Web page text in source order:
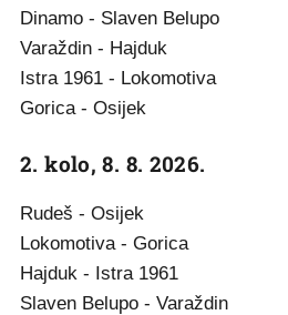
Dinamo - Slaven Belupo
Varaždin - Hajduk
Istra 1961 - Lokomotiva
Gorica - Osijek
2. kolo, 8. 8. 2026.
Rudeš - Osijek
Lokomotiva - Gorica
Hajduk - Istra 1961
Slaven Belupo - Varaždin